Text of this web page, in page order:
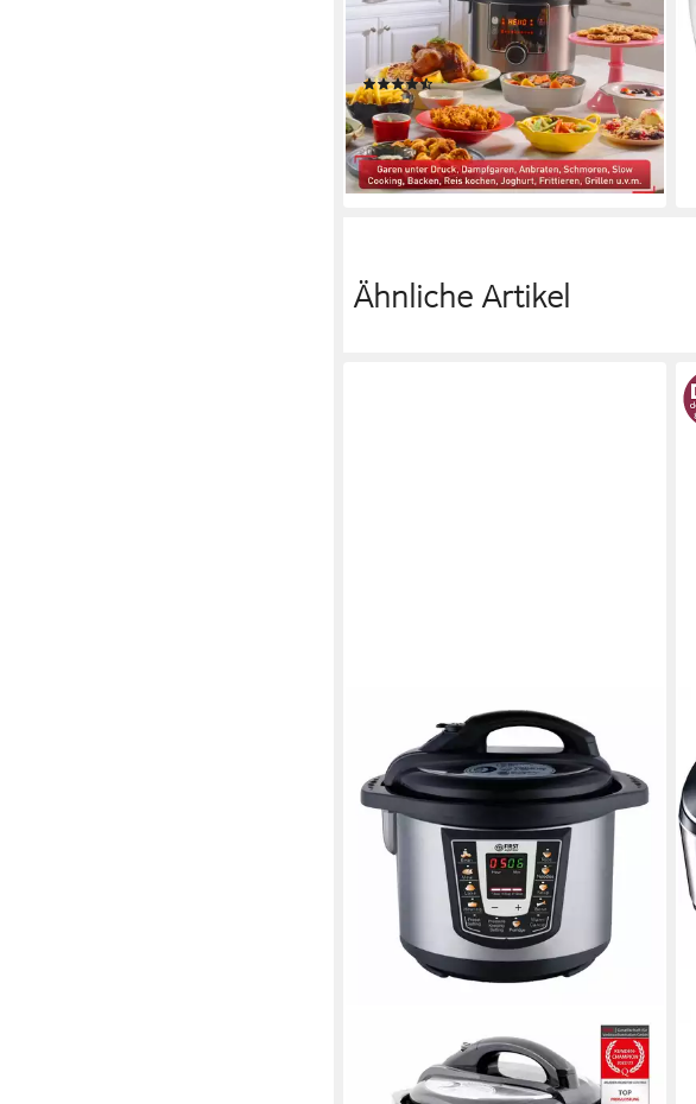
1200 W
Leistung
7,6 l Kapazität
Programme
(46)
298,50 € UVP389,99 €
14,83 €mtl. in 24 Raten
-23%
lieferbar - in 1-2 Werktagen bei dir
Ähnliche Artikel